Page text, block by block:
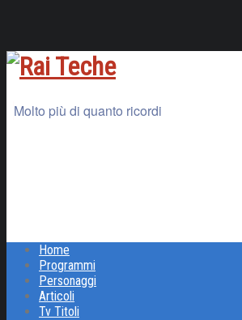
Molto più di quanto ricordi
Home
Programmi
Personaggi
Articoli
Tv Titoli